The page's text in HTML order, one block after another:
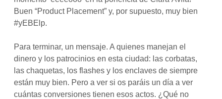
Buen “Product Placement” y, por supuesto, muy bien
#yEBElp.
Para terminar, un mensaje. A quienes manejan el
dinero y los patrocinios en esta ciudad: las corbatas,
las chaquetas, los flashes y los enclaves de siempre
están muy bien. Pero a ver si os paráis un día a ver
cuántas conversiones tienen esos actos. ¿Qué no